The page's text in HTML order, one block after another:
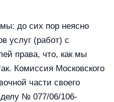
до сих пор неясно
услуг (работ) с
права, что, как мы
Комиссия Московского
части своего
№ 077/06/106-